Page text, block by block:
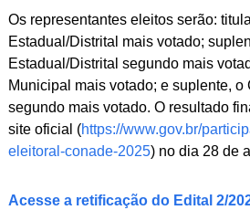
Os representantes eleitos serão:
Estadual/Distrital mais votado;
Estadual/Distrital segundo mais
Municipal mais votado; e suplente, o
segundo mais votado. O resultado
site oficial (https://www.gov.br/
eleitoral-conade-2025) no dia 28 de
Acesse a retificação do Edital 2/